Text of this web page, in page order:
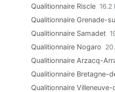
Qualitionnaire Riscle 16.2
Qualitionnaire Grenade-
Qualitionnaire Samadet
Qualitionnaire Nogaro
Qualitionnaire Arzacq-
Qualitionnaire Bretagne-
Qualitionnaire